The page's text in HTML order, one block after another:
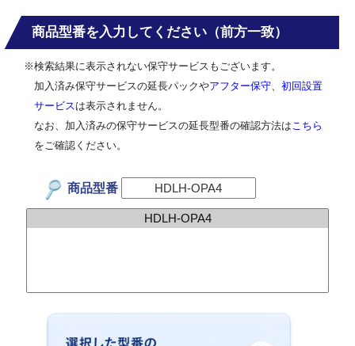
商品型番を入力してください（前方一致）
※検索結果に表示されない保守サービスもございます。
加入済み保守サービスの延長パックやアフター保守
初回設置
サービス は表示されません。
なお、加入済みの保守サービスの延長型番の確認方法は こちら
をご確認ください。
商品型番